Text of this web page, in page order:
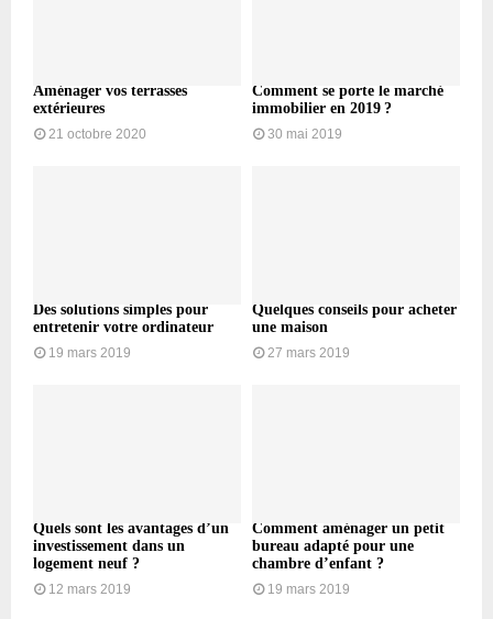
Aménager vos terrasses
extérieures
21 octobre 2020
Comment se porte le marché
immobilier en 2019 ?
30 mai 2019
Des solutions simples pour
entretenir votre ordinateur
19 mars 2019
Quelques conseils pour acheter
une maison
27 mars 2019
Quels sont les avantages d’un
investissement dans un
logement neuf ?
12 mars 2019
Comment aménager un petit
bureau adapté pour une
chambre d’enfant ?
19 mars 2019